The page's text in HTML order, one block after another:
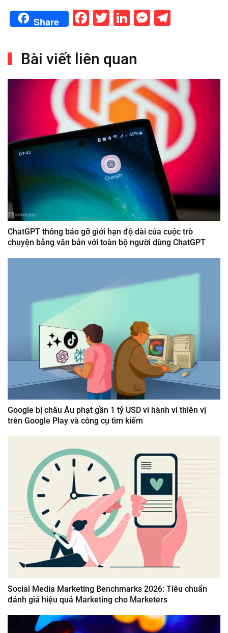
Share Facebook
Twitter
LinkedIn
Bài viết liên quan
ChatGPT thông báo gỡ giới hạn độ dài của cuộc trò
chuyện bằng văn bản với toàn bộ người dùng ChatGPT
Google bị châu Âu phạt gần 1 tỷ USD vì hành vi thiên vị
trên Google Play và công cụ tìm kiếm
Social Media Marketing Benchmarks 2026: Tiêu chuẩn
đánh giá hiệu quả Marketing cho Marketers